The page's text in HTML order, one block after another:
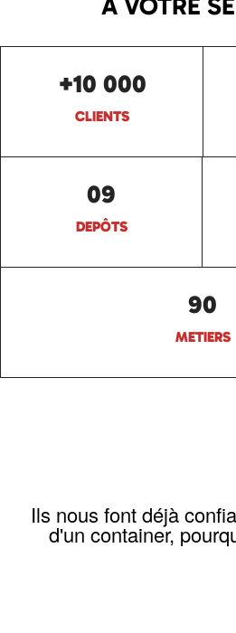
+10 000
CLIENTS
09
DEPÔTS
90
METIERS
Ils nous font déjà
d'un container,